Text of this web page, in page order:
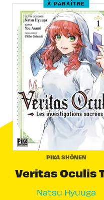
À PARAÎTRE
PIKA SHÔNEN
Veritas Oculis
Natsu Hyuuga